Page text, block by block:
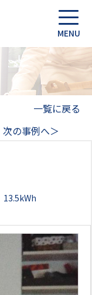
一覧に戻る
次の事例へ＞